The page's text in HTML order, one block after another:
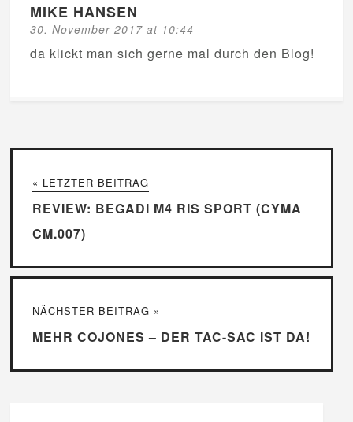
MIKE HANSEN
30. November 2017 at 10:44
da klickt man sich gerne mal durch den Blog!
« LETZTER BEITRAG
REVIEW: BEGADI M4 RIS SPORT (CYMA
CM.007)
NÄCHSTER BEITRAG »
MEHR COJONES – DER TAC-SAC IST DA!